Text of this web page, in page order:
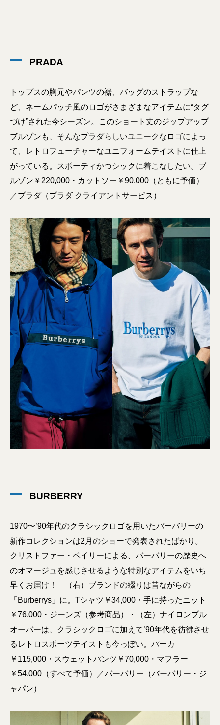
PRADA
トップスの胸元やパンツの裾、バッグのストラップな
ど、ネームパッチ風のロゴがさまざまなアイテムに“タグ
づけ”された今シーズン。このショート丈のジップアップ
ブルゾンも、そんなプラダらしいユニークなロゴによっ
て、レトロフューチャーなユニフォームテイストに仕上
がっている。スポーティかつシックに着こなしたい。ブ
ルゾン￥220,000・カットソー￥90,000（ともに予価）
／プラダ（プラダ クライアントサービス）
BURBERRY
1970〜’90年代のクラシックロゴを用いたバーバリーの
新作コレクションは2月のショーで発表されたばかり。
クリストファー・ベイリーによる、バーバリーの歴史へ
のオマージュを感じさせるような特別なアイテムをいち
早くお届け！ （右）ブランドの綴りは昔ながらの
「Burberrys」に。Tシャツ￥34,000・手に持ったニット
￥76,000・ジーンズ（参考商品）・（左）ナイロンプル
オーバーは、クラシックロゴに加えて’90年代を彷彿させ
るレトロスポーツテイストも今っぽい。パーカ
￥115,000・スウェットパンツ￥70,000・マフラー
￥54,000（すべて予価）／バーバリー（バーバリー・ジ
ャパン）